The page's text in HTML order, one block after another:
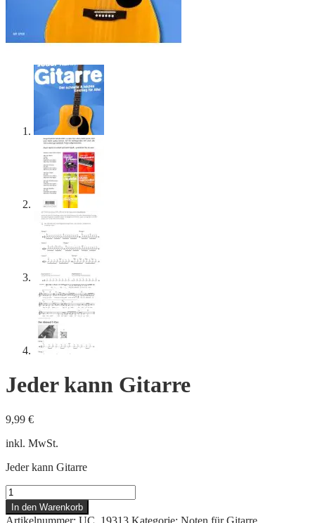
Jeder kann Gitarre
9,99 €
inkl. MwSt.
Jeder kann Gitarre
Jeder
kann
Gitarre
In den Warenkorb
Artikelnummer: UC_19313 Kategorie: Noten für Gitarre